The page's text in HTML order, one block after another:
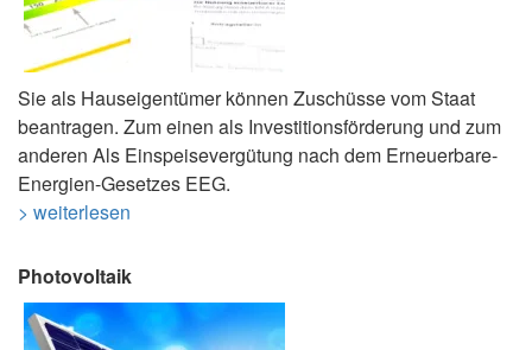
Sie als Hauseigentümer können Zuschüsse vom Staat
beantragen. Zum einen als Investitionsförderung und zum
anderen Als Einspeisevergütung nach dem Erneuerbare-
Energien-Gesetzes EEG.
> weiterlesen
Photovoltaik